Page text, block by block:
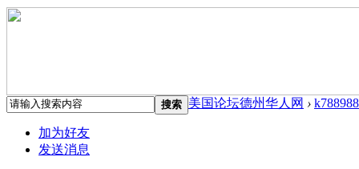
搜索 美国论坛德州华人网 › k788988
加为好友
发送消息